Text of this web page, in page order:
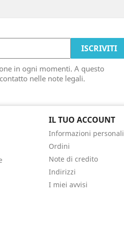
in ogni momenti. A questo
nelle note legali.
IL TUO ACCOUNT
Informazioni personali
Ordini
Note di credito
Indirizzi
I miei avvisi